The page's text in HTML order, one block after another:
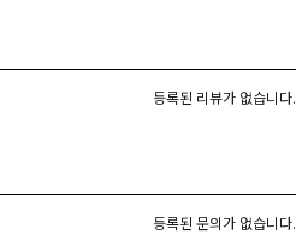
등록된 리뷰가 없습니다.
등록된 문의가 없습니다.